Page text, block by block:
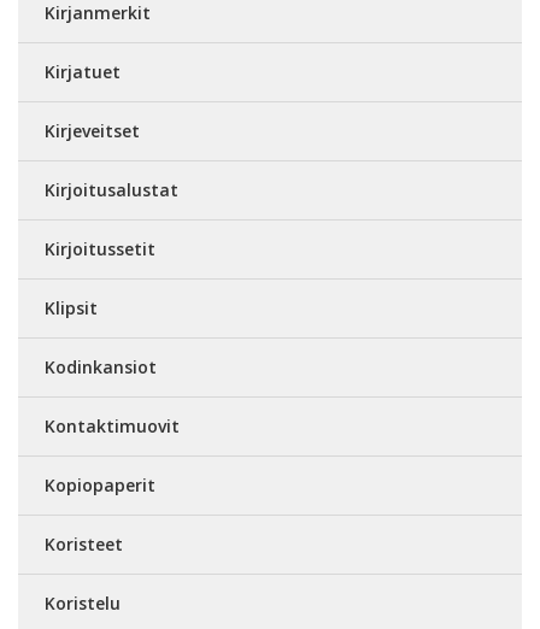
Kirjanmerkit
Kirjatuet
Kirjeveitset
Kirjoitusalustat
Kirjoitussetit
Klipsit
Kodinkansiot
Kontaktimuovit
Kopiopaperit
Koristeet
Koristelu